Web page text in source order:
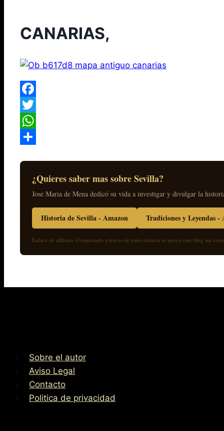
CANARIAS,
Facebook
Twitter
WhatsApp
¿Quieres saber mas sobre Sevilla?
Jose Maria de Mena dedicó su vida a investigar y divulgar la
Historia de Sevilla - Amazon Tradiciones y Leyendas -
Enlace de afiliado. Comprando a traves de estos enlaces se apoya este blog sin
Sobre el autor
Aviso Legal
Contacto
Politica de privacidad